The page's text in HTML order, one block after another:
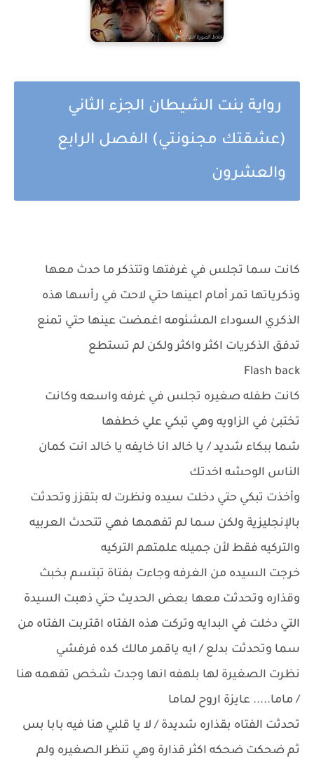
رواية بنت الشيطان الجزء الثاني
(عشقتك مجنونتي) الفصل الرابع
والعشرون
كانت سما تجلس في غرفتها وتتذكر ما حدث معها
وذكرياتها تمر أمام اعينها حتي لاحت في رأسها هذه
الذكري السوداء المشئومه اغمضت عينها حتي تمنع
تدفق الذكريات اكثر واكثر ولكن لم تستطع
Flash back
كانت طفله صغيره تجلس في غرفه واسعه وكانت
تختبئ في الزاويه وهي تبكي علي خطفها
شما ببكاء شديد / يا خالد انا خايفه يا خالد انت كمان
الناس الوحشه اخدتك
وأخذت تبكي حتي دخلت سيده ونظرت له بتقزز وتحدثت
بالإنجليزية ولكن سما لم تفهمها فهي تتحدث العربيه
والتركيه فقط لأن جميله علمتهم التركيه
خرجت السيده من الغرفه وجاءت بفتاة تبتسم بخبث
وقذاره وتحدثت معها بعض الحديث حتي ذهبت السيدة
التي دخلت في البدايه وتركت هذه الفتاه اقتربت الفتاه من
سما وتحدثت بدلع / ايه ياقمر مالك كده فرفشي
نظرت الصغيرة لها بلهفه انها وجدت شخص تفهمه هنا
/ ماما..... عايزة اروح لماما
تحدثت الفتاه بقذاره شديدة / لا يا قلبي هنا فيه بابا بس
ثم ضحكت ضحكه اكثر قذارة وهي تنظر الصغيره ولم